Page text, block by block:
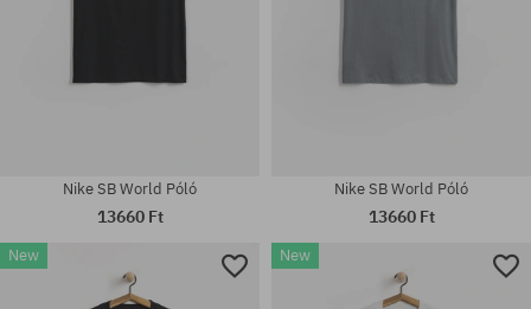
Elérhető méretek:
Elérhető méretek:
Nike SB World Póló
13660 Ft
Nike SB World Póló
13660 Ft
New New